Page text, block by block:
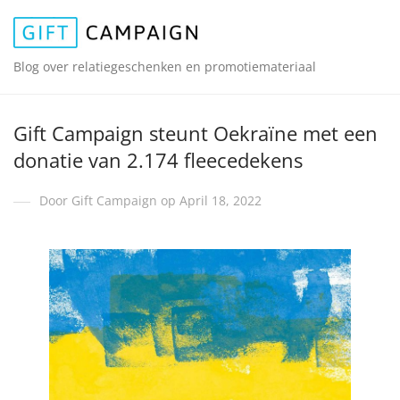
Blog over relatiegeschenken en promotiemateriaal
Gift Campaign steunt Oekraïne met een
donatie van 2.174 fleecedekens
Door Gift Campaign op April 18, 2022